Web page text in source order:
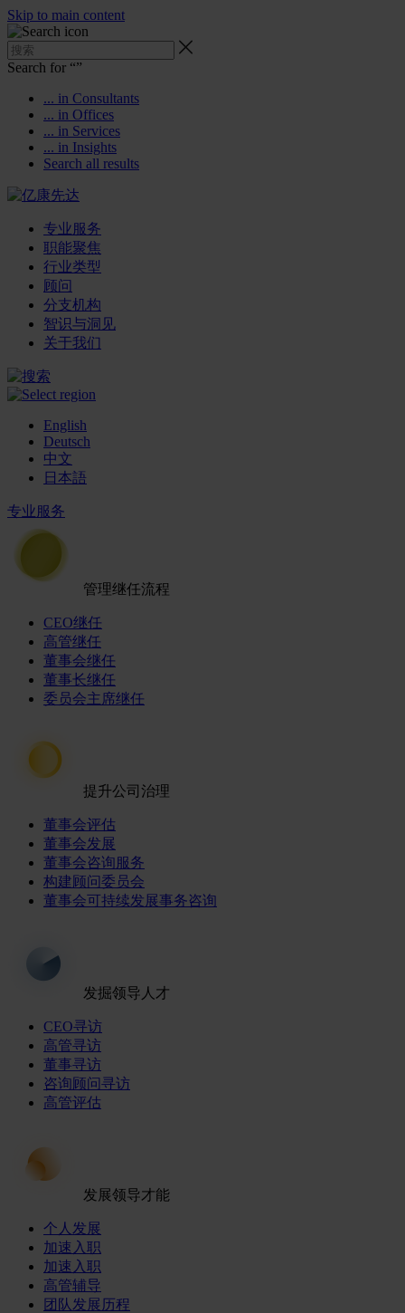
Skip to main content
Search for “”
... in Consultants
... in Offices
... in Services
... in Insights
Search all results
专业服务
职能聚焦
行业类型
顾问
分支机构
智识与洞见
关于我们
English
Deutsch
中文
日本語
专业服务
管理继任流程
CEO继任
高管继任
董事会继任
董事长继任
委员会主席继任
提升公司治理
董事会评估
董事会发展
董事会咨询服务
构建顾问委员会
董事会可持续发展事务咨询
发掘领导人才
CEO寻访
高管寻访
董事寻访
咨询顾问寻访
高管评估
发展领导才能
个人发展
加速入职
加速入职
高管辅导
团队发展历程